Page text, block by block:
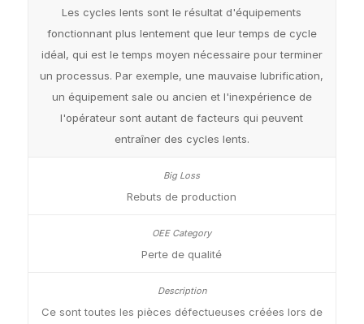
Les cycles lents sont le résultat d'équipements
fonctionnant plus lentement que leur temps de cycle
idéal, qui est le temps moyen nécessaire pour terminer
un processus. Par exemple, une mauvaise lubrification,
un équipement sale ou ancien et l'inexpérience de
l'opérateur sont autant de facteurs qui peuvent
entraîner des cycles lents.
Rebuts de production
Perte de qualité
Ce sont toutes les pièces défectueuses créées lors de